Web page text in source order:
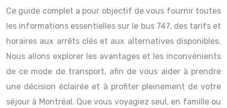
Ce guide complet a pour objectif de vous fournir toutes
les informations essentielles sur le bus 747, des tarifs et
horaires aux arrêts clés et aux alternatives disponibles.
Nous allons explorer les avantages et les inconvénients
de ce mode de transport, afin de vous aider à prendre
une décision éclairée et à profiter pleinement de votre
séjour à Montréal. Que vous voyagiez seul, en famille ou